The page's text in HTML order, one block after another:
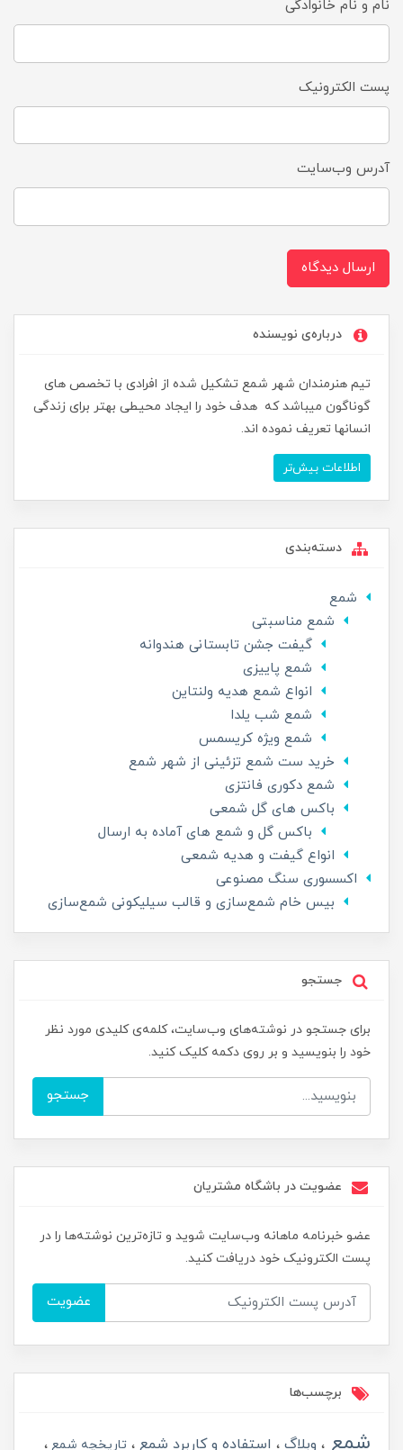
نام و نام خانوادگی
پست الکترونیک
آدرس وب‌سایت
ارسال دیدگاه
درباره‌ی نویسنده
تیم هنرمندان شهر شمع تشکیل شده از افرادی با تخصص های
گوناگون میباشد که هدف خود را ایجاد محیطی بهتر برای زندگی
انسانها تعریف نموده اند.
اطلاعات بیش‌تر
دسته‌بندی
شمع
شمع مناسبتی
گیفت جشن تابستانی هندوانه
شمع پاییزی
انواع شمع هدیه ولنتاین
شمع شب یلدا
شمع ویژه کریسمس
خرید ست شمع تزئینی از شهر شمع
شمع دکوری فانتزی
باکس های گل شمعی
باکس گل و شمع های آماده به ارسال
انواع گیفت و هدیه شمعی
اکسسوری سنگ مصنوعی
بیس خام شمع‌سازی و قالب سیلیکونی شمع‌سازی
جستجو
برای جستجو در نوشته‌های وب‌سایت، کلمه‌ی کلیدی مورد نظر
خود را بنویسید و بر روی دکمه کلیک کنید.
جستجو
عضویت در باشگاه مشتریان
عضو خبرنامه ماهانه وب‌سایت شوید و تازه‌ترین نوشته‌ها را در
پست الکترونیک خود دریافت کنید.
عضویت
برچسب‌ها
شمع وبلاگ استفاده و کاربرد شمع
تاریخچه شمع